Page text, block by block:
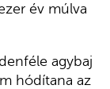
év múlva
agybaj
hódítana az